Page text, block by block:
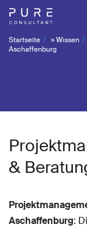
Startseite »Wissen
Aschaffenburg
&
Aschaffenburg: